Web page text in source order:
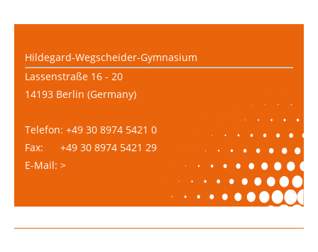
Hildegard-Wegscheider-Gymnasium
Lassenstraße 16 - 20
14193 Berlin (Germany)
Telefon: +49 30 8974 5421 0
Fax: +49 30 8974 5421 29
E-Mail: >